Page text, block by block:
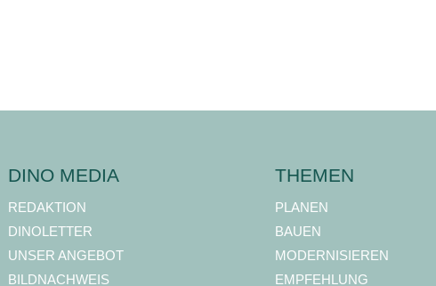
DINO MEDIA
REDAKTION
DINOLETTER
UNSER ANGEBOT
BILDNACHWEIS
THEMEN
PLANEN
BAUEN
MODERNISIEREN
EMPFEHLUNG